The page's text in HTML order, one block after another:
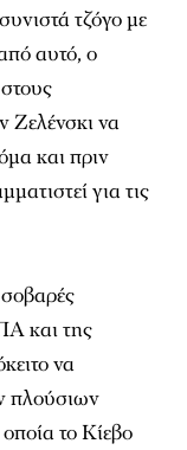
τζόγο με
αυτό, ο
Ζελένσκι να
και πριν
για τις
και της
να
πλούσιων
το Κίεβο